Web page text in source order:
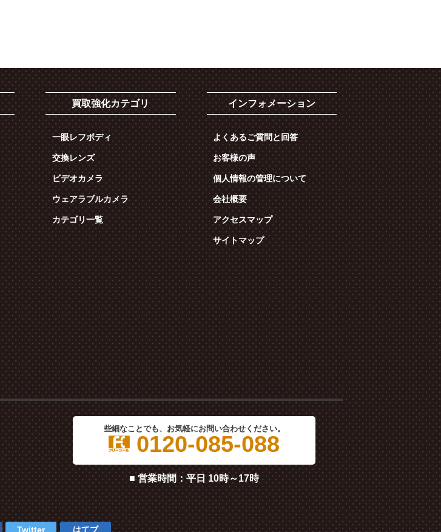
買取強化カテゴリ
一眼レフボディ
交換レンズ
ビデオカメラ
ウェアラブルカメラ
カテゴリ一覧
インフォメーション
よくあるご質問と回答
お客様の声
個人情報の管理について
会社概要
アクセスマップ
サイトマップ
些細なことでも、お気軽にお問い合わせください。
0120-085-088
■ 営業時間：平日 10時～17時
Twitter はてブ